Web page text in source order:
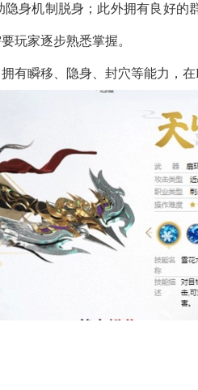
身机制脱身；此外拥有良好的
玩家逐步熟悉掌握。
有瞬移、隐身、封穴等能力，